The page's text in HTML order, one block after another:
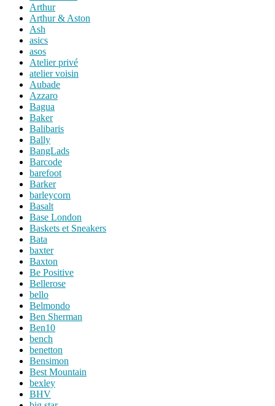
Arthur
Arthur & Aston
Ash
asics
asos
Atelier privé
atelier voisin
Aubade
Azzaro
Bagua
Baker
Balibaris
Bally
BangLads
Barcode
barefoot
Barker
barleycorn
Basalt
Base London
Baskets et Sneakers
Bata
baxter
Baxton
Be Positive
Bellerose
bello
Belmondo
Ben Sherman
Ben10
bench
benetton
Bensimon
Best Mountain
bexley
BHV